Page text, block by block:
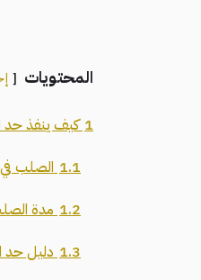
المحتويات
1 كيف ينفذ حد
1.1 الصلب
1.2 مدة
1.3 دليل حد